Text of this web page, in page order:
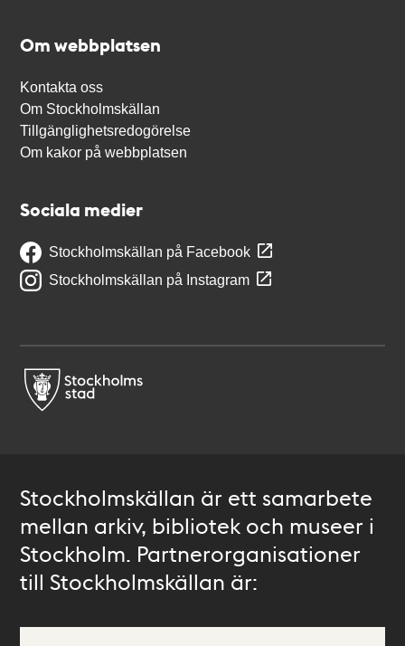
Om webbplatsen
Kontakta oss
Om Stockholmskällan
Tillgänglighetsredogörelse
Om kakor på webbplatsen
Sociala medier
Stockholmskällan på Facebook
Stockholmskällan på Instagram
Stockholmskällan är ett samarbete
mellan arkiv, bibliotek och museer i
Stockholm. Partnerorganisationer
till Stockholmskällan är: